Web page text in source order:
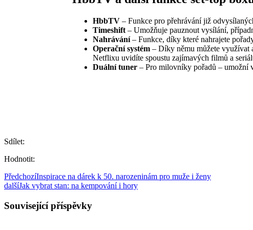
HbbTV– Funkce pro přehrávání již
Timeshift– Umožňuje pauznout vysílání,
Nahrávání– Funkce, díky které nahrajete
Operační systém– Díky němu můžete využívat
Netflixu uvidíte spoustu zajímavých filmů a
Duální tuner– Pro milovníky pořadů – umožní
Sdílet:
Hodnotit:
PředchozíInspirace na dárek k 50. narozeninám pro muže i ženy
dalšíJak vybrat stan: na kempování i hory
Související příspěvky